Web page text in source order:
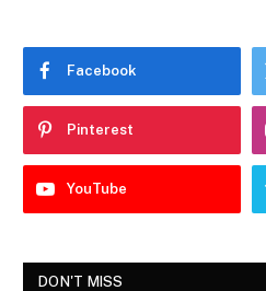
Facebook
Pinterest
YouTube
DON'T MISS